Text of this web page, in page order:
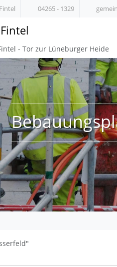
04265 - 1329
- Tor zur Lüneburger Heide